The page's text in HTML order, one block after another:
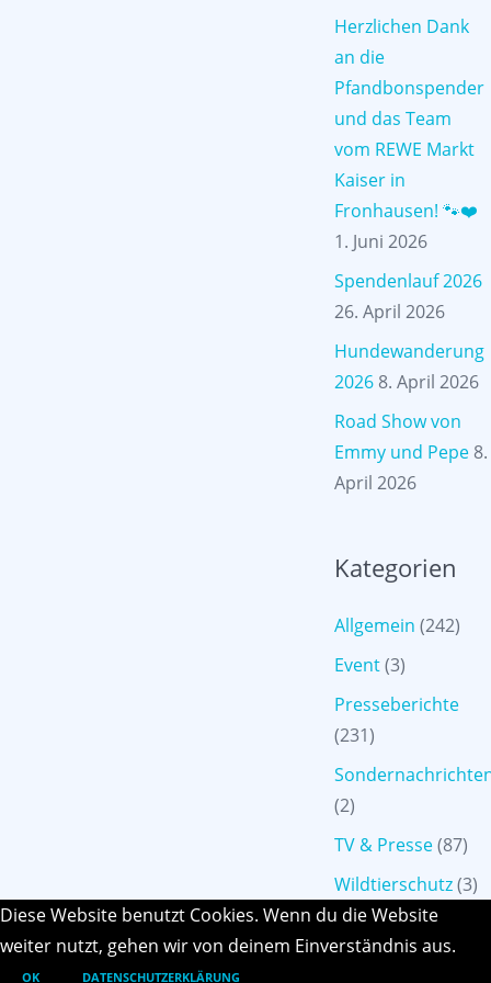
Herzlichen Dank
an die
Pfandbonspender
und das Team
vom REWE Markt
Kaiser in
Fronhausen! 🐾❤️
1. Juni 2026
Spendenlauf 2026
26. April 2026
Hundewanderung
2026 8. April 2026
Road Show von
Emmy und Pepe 8.
April 2026
Kategorien
Allgemein (242)
Event(3)
Presseberichte
(231)
(2)
TV & Presse(87)
Wildtierschutz(3)
Diese Website benutzt Cookies. Wenn du die Website
weiter nutzt, gehen wir von deinem Einverständnis aus.
OK DATENSCHUTZERKLÄRUNG